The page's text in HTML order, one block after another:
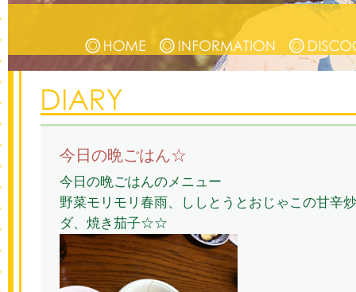
今日の晩ごはん☆
今日の晩ごはんのメニュー
野菜モリモリ春雨、ししとうとおじゃこの甘辛
ダ、焼き茄子☆☆